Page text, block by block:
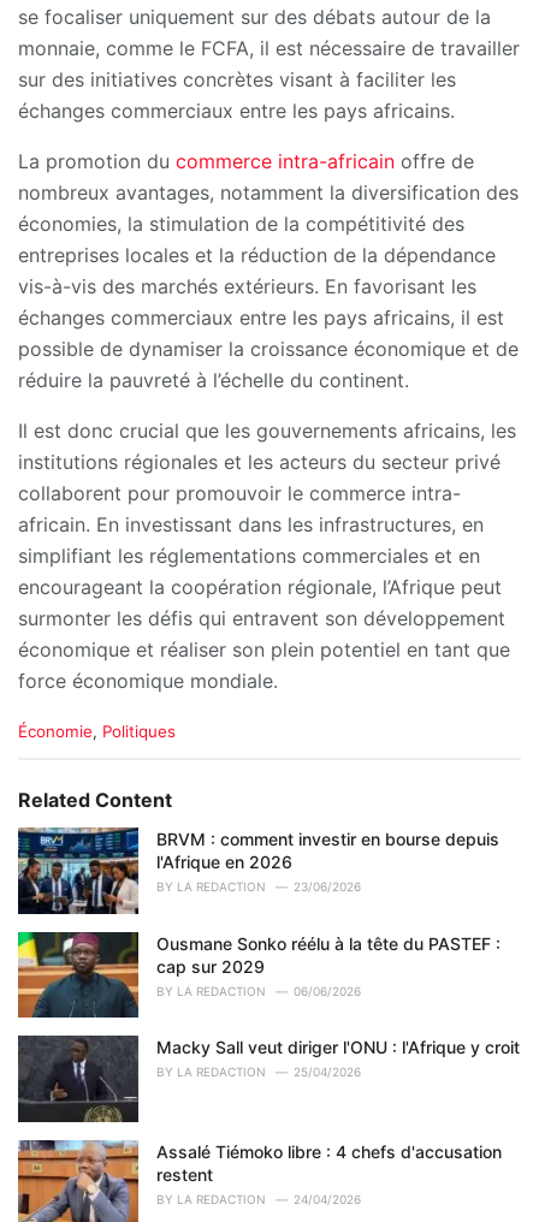
se focaliser uniquement sur des débats autour de la
monnaie, comme le FCFA, il est nécessaire de travailler
sur des initiatives concrètes visant à faciliter les
échanges commerciaux entre les pays africains.
La promotion du commerce intra-africain offre de
nombreux avantages, notamment la diversification des
économies, la stimulation de la compétitivité des
entreprises locales et la réduction de la dépendance
vis-à-vis des marchés extérieurs. En favorisant les
échanges commerciaux entre les pays africains, il est
possible de dynamiser la croissance économique et de
réduire la pauvreté à l’échelle du continent.
Il est donc crucial que les gouvernements africains, les
institutions régionales et les acteurs du secteur privé
collaborent pour promouvoir le commerce intra-
africain. En investissant dans les infrastructures, en
simplifiant les réglementations commerciales et en
encourageant la coopération régionale, l’Afrique peut
surmonter les défis qui entravent son développement
économique et réaliser son plein potentiel en tant que
force économique mondiale.
C
e
o
r
i
e
:
Économie, Politiques
Related Content
BRVM : comment investir en bourse depuis
l'Afrique en 2026
BY LA REDACTION 23/06/2026
Ousmane Sonko réélu à la tête du PASTEF :
cap sur 2029
BY LA REDACTION 06/06/2026
Macky Sall veut diriger l'ONU : l'Afrique y croit
BY LA REDACTION 25/04/2026
Assalé Tiémoko libre : 4 chefs d'accusation
restent
BY LA REDACTION 24/04/2026